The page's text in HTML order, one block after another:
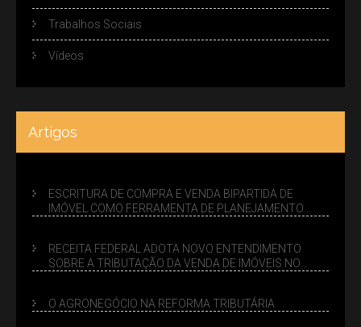
Trabalhos Sociais
Vídeos
Artigos
ESCRITURA DE COMPRA E VENDA BIPARTIDA DE
IMÓVEL COMO FERRAMENTA DE PLANEJAMENTO
RECEITA FEDERAL ADOTA NOVO ENTENDIMENTO
SOBRE A TRIBUTAÇÃO DA VENDA DE IMÓVEIS NO
O AGRONEGÓCIO NA REFORMA TRIBUTÁRIA